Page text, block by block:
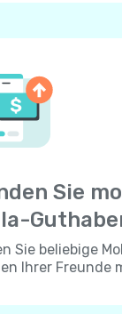
Sie
Sie beliebige
Ihrer Freunde